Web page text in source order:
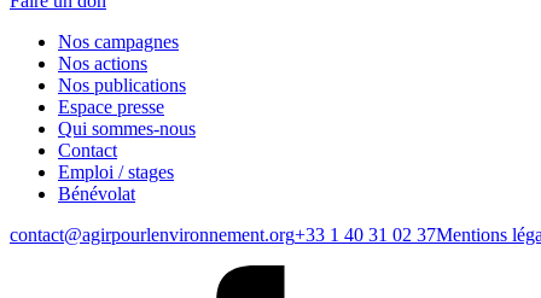
Nos campagnes
Nos actions
Nos publications
Espace presse
Qui sommes-nous
Contact
Emploi / stages
Bénévolat
contact@agirpourlenvironnement.org+33 1 40 31 02 37Mentions